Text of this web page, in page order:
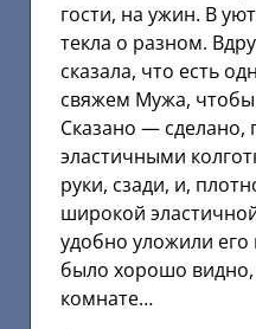
гости, на ужин. В
текла о разном.
сказала, что есть
свяжем Мужа,
Сказано — сделано,
эластичными
руки, сзади, и,
широкой
удобно уложили его
было хорошо
комнате…